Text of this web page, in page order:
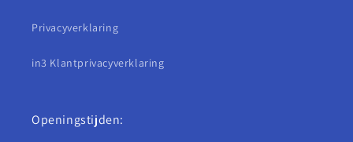
Privacyverklaring
in3 Klantprivacyverklaring
Openingstijden: